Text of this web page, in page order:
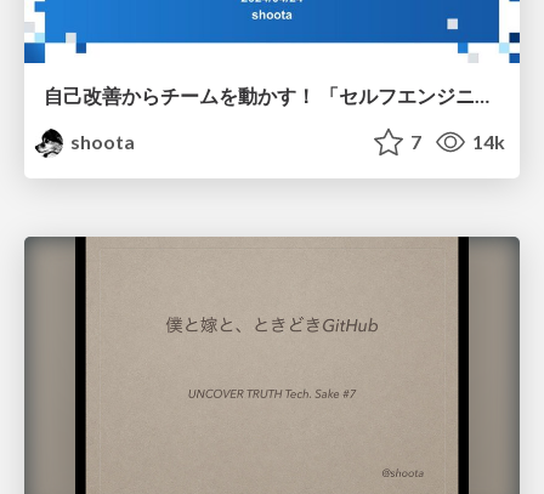
自己改善からチームを動かす！ 「セルフエンジニアリングマネージャー」のすゝめ
shoota
7 14k